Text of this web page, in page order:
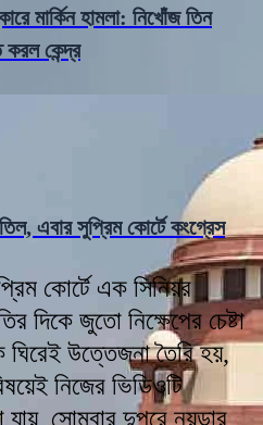
মার্কিন হামলা: নিখোঁজ তিন
করল কেন্দ্র
এবার সুপ্রিম কোর্টে কংগ্রেস
কোর্টে এক সিনিয়র
দিকে জুতো নিক্ষেপের চেষ্টা
উত্তেজনা তৈরি হয়,
নিজের ভিডিওটি
সোমবার দুপুরে নয়ডার